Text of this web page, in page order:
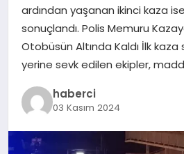
SPOR
TEKNOLOJI
YAŞAM
ardından yaşanan ikinci kaza
sonuçlandı. Polis Memuru
Otobüsün Altında Kaldı İlk kaza
yerine sevk edilen ekipler,
haberci
03 Kasım 2024